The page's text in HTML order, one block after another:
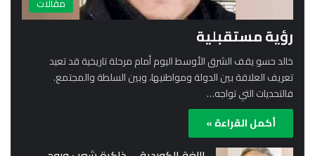
مقالات
رؤية مستقبلية
خالد حسو يقف الشرق الأوسط اليوم أمام مرحلة تاريخية قد تعيد
تعريف العلاقة بين الدولة ومواطنيها، وبين السلطة والمجتمع.
فالتحديات التي تواجه…
أكمل القراءة »